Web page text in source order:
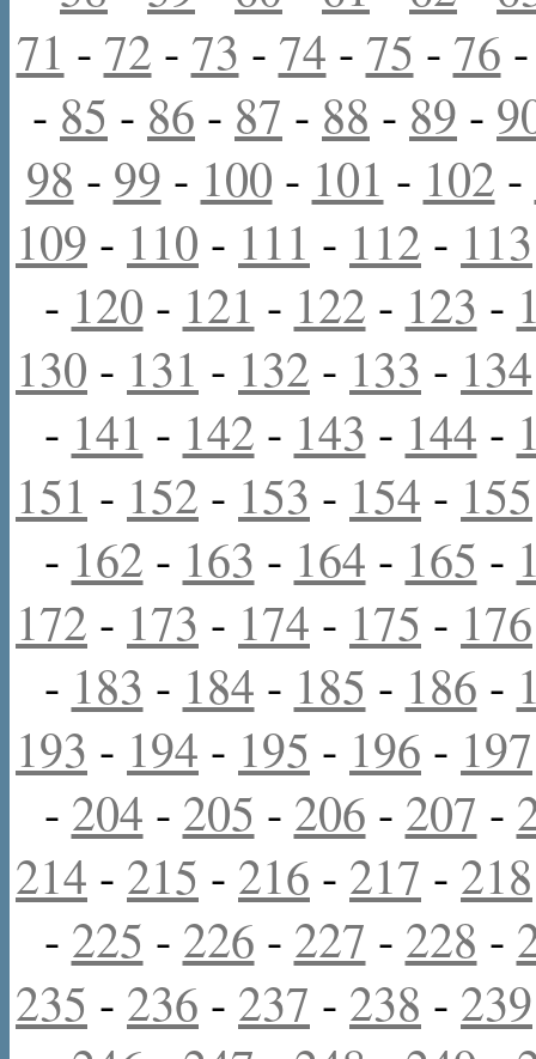
71 - 72 - 73 - 74 - 75 - 76
- 85 - 86 - 87 - 88 - 89 -
98 - 99 - 100 - 101 - 102 -
109 - 110 - 111 - 112 - 113
- 120 - 121 - 122 - 123 -
130 - 131 - 132 - 133 - 134
- 141 - 142 - 143 - 144 -
151 - 152 - 153 - 154 - 155
- 162 - 163 - 164 - 165 -
172 - 173 - 174 - 175 - 176
- 183 - 184 - 185 - 186 -
193 - 194 - 195 - 196 - 197
- 204 - 205 - 206 - 207 -
214 - 215 - 216 - 217 - 218
- 225 - 226 - 227 - 228 -
235 - 236 - 237 - 238 - 239